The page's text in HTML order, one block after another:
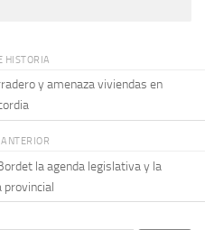
HISTORIA
y amenaza viviendas en
la agenda legislativa y la
provincial